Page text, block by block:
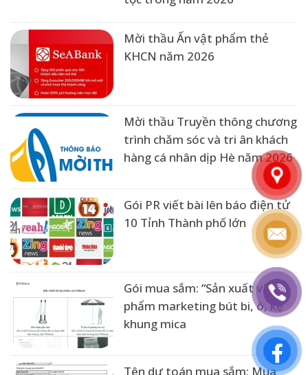
Mời thầu Ấn vật phẩm thẻ
KHCN năm 2026
Mời thầu Truyền thông chương
trình chăm sóc và tri ân khách
hàng cá nhân dịp Hè năm 2026
Gói PR viết bài lên báo điện tử
10 Tỉnh Thành phố lớn
Gói mua sắm: “Sản xuất vật
phẩm marketing bút bi, ô, kệ
khung mica
Tên dự toán mua sắm: Mua